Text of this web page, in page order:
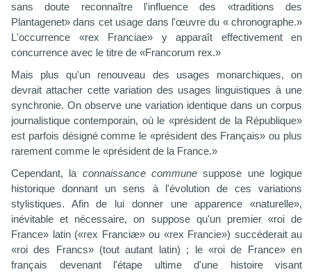
sans doute reconnaître l'influence des «traditions des
Plantagenet» dans cet usage dans l'œuvre du « chronographe.»
L'occurrence «rex Franciae» y apparaît effectivement en
concurrence avec le titre de «Francorum rex.»
Mais plus qu'un renouveau des usages monarchiques, on
devrait attacher cette variation des usages linguistiques à une
synchronie. On observe une variation identique dans un corpus
journalistique contemporain, où le «président de la République»
est parfois désigné comme le «président des Français» ou plus
rarement comme le «président de la France.»
Cependant, la connaissance commune suppose une logique
historique donnant un sens à l'évolution de ces variations
stylistiques. Afin de lui donner une apparence «naturelle»,
inévitable et nécessaire, on suppose qu'un premier «roi de
France» latin («rex Franciæ» ou «rex Francie») succéderait au
«roi des Francs» (tout autant latin) ; le «roi de France» en
français devenant l'étape ultime d'une histoire visant